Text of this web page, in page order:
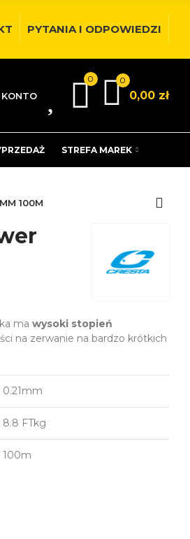
PYTANIA I ODPOWIEDZI
KONTO
0 0
0,00 zł
STREFA MAREK
100M
ma wysoki stopień
na zerwanie na bardzo krótkich
0.21mm
8.8 FTkg
100m